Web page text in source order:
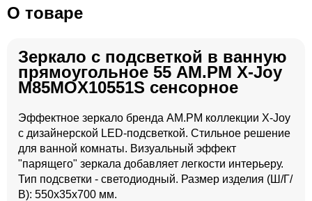
О товаре
Зеркало с подсветкой в ванную
прямоугольное 55 AM.PM X-Joy
M85MOX10551S сенсорное
Эффектное зеркало бренда AM.PM коллекции X-Joy
с дизайнерской LED-подсветкой. Стильное решение
для ванной комнаты. Визуальный эффект
"парящего" зеркала добавляет легкости интерьеру.
Тип подсветки - светодиодный. Размер изделия (Ш/Г/
В): 550x35x700 мм.